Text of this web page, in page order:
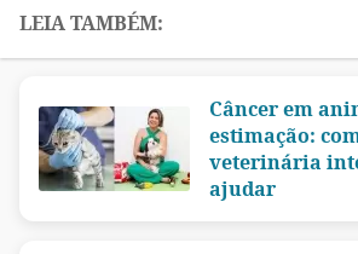
Câncer em
estimação:
veterinária
ajudar